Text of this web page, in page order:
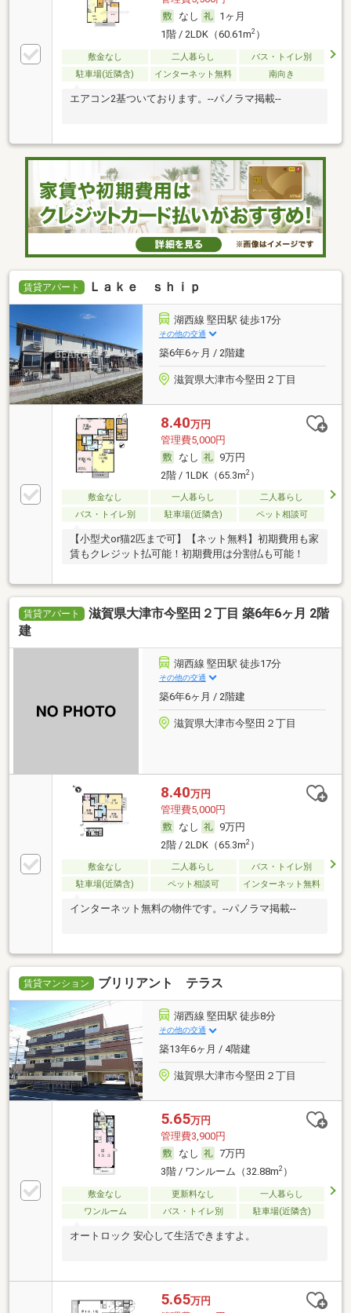
なし
1ヶ月
1階 / 2LDK（60.61m2）
敷金なし 二人暮らし
バス・トイレ別
駐車場(近隣含)
インターネット無料 南向き
エアコン2基ついております。--パノラマ掲載--
賃貸アパート Ｌａｋｅ ｓｈｉｐ
湖西線 堅田駅 徒歩17分
その他の交通
築6年6ヶ月 / 2階建
滋賀県大津市今堅田２丁目
8.40万円
管理費5,000円
なし
9万円
2階 / 1LDK（65.3m2）
敷金なし 一人暮らし
二人暮らし
バス・トイレ別
駐車場(近隣含) ペット相談可
【小型犬or猫2匹まで可】【ネット無料】初期費用も家
賃もクレジット払可能！初期費用は分割払も可能！
賃貸アパート
滋賀県大津市今堅田２丁目 築6年6ヶ月 2階
建
湖西線 堅田駅 徒歩17分
その他の交通
築6年6ヶ月 / 2階建
滋賀県大津市今堅田２丁目
8.40万円
管理費5,000円
なし
9万円
2階 / 2LDK（65.3m2）
敷金なし 二人暮らし
バス・トイレ別
駐車場(近隣含)
ペット相談可 インターネット無料
インターネット無料の物件です。--パノラマ掲載--
賃貸マンション ブリリアント テラス
湖西線 堅田駅 徒歩8分
その他の交通
築13年6ヶ月 / 4階建
滋賀県大津市今堅田２丁目
5.65万円
管理費3,900円
なし
7万円
3階 / ワンルーム（32.88m2）
敷金なし 更新料なし
一人暮らし
ワンルーム
バス・トイレ別 駐車場(近隣含)
オートロック 安心して生活できますよ。
5.65万円